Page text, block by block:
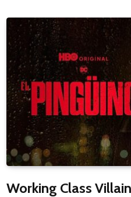
Working Class